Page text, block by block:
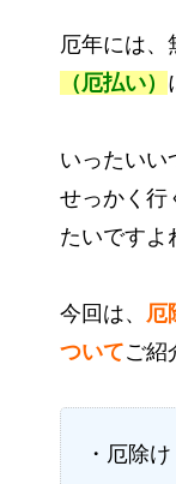
厄年には、
（厄払い）
いったいい
せっかく行
たいですよ
今回は、 厄
ついてご紹
・厄除